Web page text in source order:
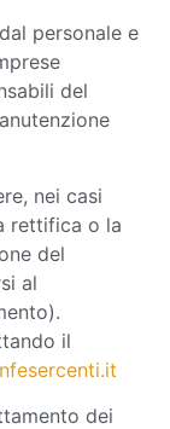
personale e
del
nei casi
rettifica o la
del
al
il
dei